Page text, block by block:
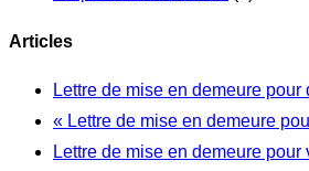
Articles
Lettre de mise en demeure
« Lettre de mise en demeure
Lettre de mise en demeure